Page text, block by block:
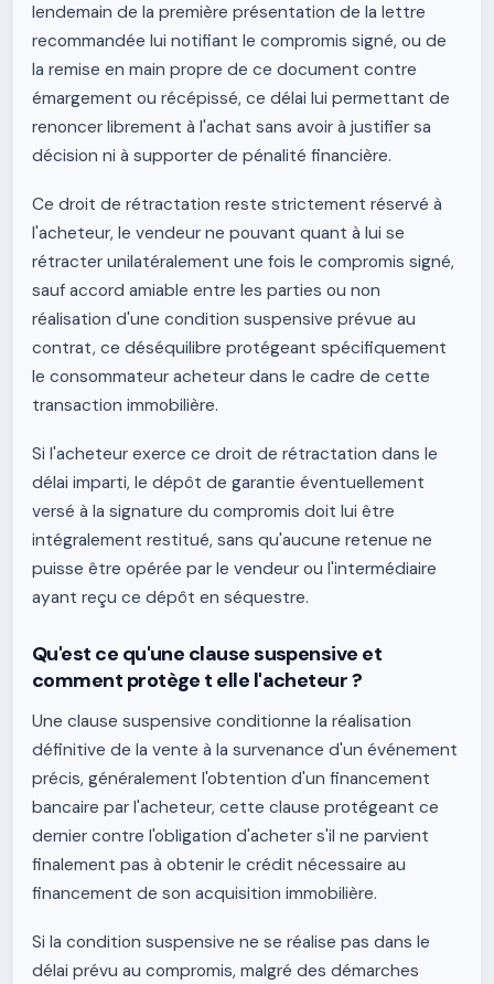
lendemain de la première présentation de la lettre
recommandée lui notifiant le compromis signé, ou de
la remise en main propre de ce document contre
émargement ou récépissé, ce délai lui permettant de
renoncer librement à l'achat sans avoir à justifier sa
décision ni à supporter de pénalité financière.
Ce droit de rétractation reste strictement réservé à
l'acheteur, le vendeur ne pouvant quant à lui se
rétracter unilatéralement une fois le compromis signé,
sauf accord amiable entre les parties ou non
réalisation d'une condition suspensive prévue au
contrat, ce déséquilibre protégeant spécifiquement
le consommateur acheteur dans le cadre de cette
transaction immobilière.
Si l'acheteur exerce ce droit de rétractation dans le
délai imparti, le dépôt de garantie éventuellement
versé à la signature du compromis doit lui être
intégralement restitué, sans qu'aucune retenue ne
puisse être opérée par le vendeur ou l'intermédiaire
ayant reçu ce dépôt en séquestre.
Qu'est ce qu'une clause suspensive et
comment protège t elle l'acheteur ?
Une clause suspensive conditionne la réalisation
définitive de la vente à la survenance d'un événement
précis, généralement l'obtention d'un financement
bancaire par l'acheteur, cette clause protégeant ce
dernier contre l'obligation d'acheter s'il ne parvient
finalement pas à obtenir le crédit nécessaire au
financement de son acquisition immobilière.
Si la condition suspensive ne se réalise pas dans le
délai prévu au compromis, malgré des démarches